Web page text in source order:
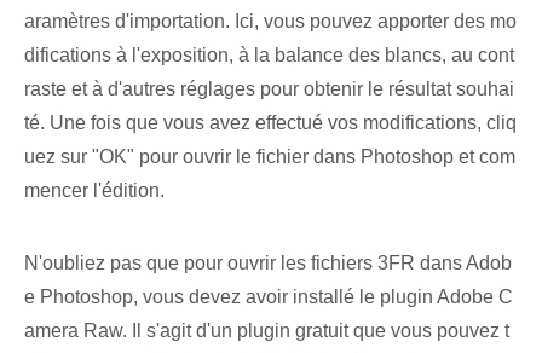
aramètres d'importation. ⁢Ici, vous pouvez ⁣apporter⁣ des mo
difications à l'exposition, à la balance des blancs, au cont
raste et à d'autres réglages pour obtenir ⁢le résultat souhai
té⁢. Une fois que vous avez effectué vos modifications, cliq
uez sur "OK" pour ouvrir le fichier dans Photoshop et com
mencer l'édition.
N'oubliez pas que pour ouvrir les fichiers 3FR dans Adob
e Photoshop, vous devez avoir installé le plugin Adobe C
amera Raw. Il s'agit d'un plugin gratuit que vous pouvez t